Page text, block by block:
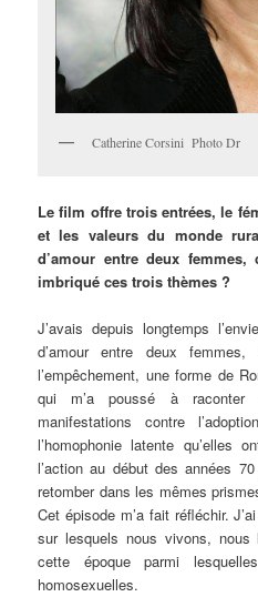
Catherine Corsini Photo Dr
Le film offre trois entrées, le
et les valeurs du monde
d’amour entre deux
imbriqué ces trois thèmes ?
J’avais depuis longtemps
d’amour entre deux
l’empêchement, une forme de
qui m’a poussé à
manifestations contre
l’homophonie latente qu’elles
l’action au début des années
retomber dans les mêmes
Cet épisode m’a fait réfléchir.
sur lesquels nous vivons,
cette époque parmi
homosexuelles.